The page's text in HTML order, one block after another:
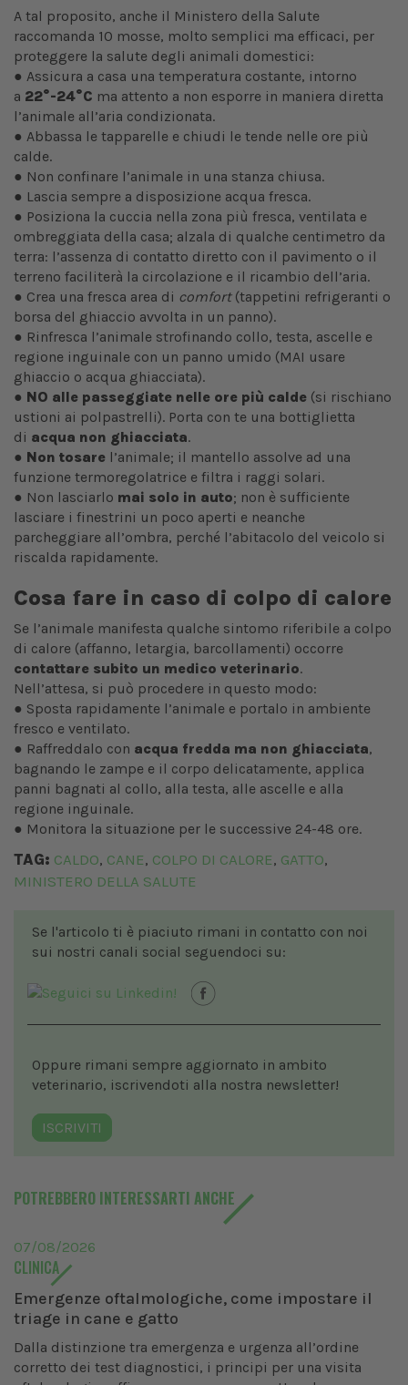
A tal proposito, anche il Ministero della Salute
raccomanda 10 mosse, molto semplici ma efficaci, per
proteggere la salute degli animali domestici:
● Assicura a casa una temperatura costante, intorno
a 22°-24°C ma attento a non esporre in maniera diretta
l’animale all’aria condizionata.
● Abbassa le tapparelle e chiudi le tende nelle ore più
calde.
● Non confinare l’animale in una stanza chiusa.
● Lascia sempre a disposizione acqua fresca.
● Posiziona la cuccia nella zona più fresca, ventilata e
ombreggiata della casa; alzala di qualche centimetro da
terra: l’assenza di contatto diretto con il pavimento o il
terreno faciliterà la circolazione e il ricambio dell’aria.
● Crea una fresca area di comfort(tappetini refrigeranti o
borsa del ghiaccio avvolta in un panno).
● Rinfresca l’animale strofinando collo, testa, ascelle e
regione inguinale con un panno umido (MAI usare
ghiaccio o acqua ghiacciata).
● NO alle passeggiate nelle ore più calde (si rischiano
ustioni ai polpastrelli). Porta con te una bottiglietta
di acqua non ghiacciata.
● Non tosare l’animale; il mantello assolve ad una
funzione termoregolatrice e filtra i raggi solari.
● Non lasciarlo mai solo in auto; non è sufficiente
lasciare i finestrini un poco aperti e neanche
parcheggiare all’ombra, perché l’abitacolo del veicolo si
riscalda rapidamente.
Cosa fare in caso di colpo di calore
Se l’animale manifesta qualche sintomo riferibile a colpo
di calore (affanno, letargia, barcollamenti) occorre
contattare subito un medico veterinario.
Nell’attesa, si può procedere in questo modo:
● Sposta rapidamente l’animale e portalo in ambiente
fresco e ventilato.
● Raffreddalo con acqua fredda ma non ghiacciata,
bagnando le zampe e il corpo delicatamente, applica
panni bagnati al collo, alla testa, alle ascelle e alla
regione inguinale.
● Monitora la situazione per le successive 24-48 ore.
TAG: CALDO, CANE, COLPO DI CALORE, GATTO,
MINISTERO DELLA SALUTE
Se l'articolo ti è piaciuto rimani in contatto con noi
sui nostri canali social seguendoci su:
Oppure rimani sempre aggiornato in ambito
veterinario, iscrivendoti alla nostra newsletter!
ISCRIVITI
POTREBBERO INTERESSARTI ANCHE
07/08/2026
CLINICA
Emergenze oftalmologiche, come impostare il
triage in cane e gatto
Dalla distinzione tra emergenza e urgenza all’ordine
corretto dei test diagnostici, i principi per una visita